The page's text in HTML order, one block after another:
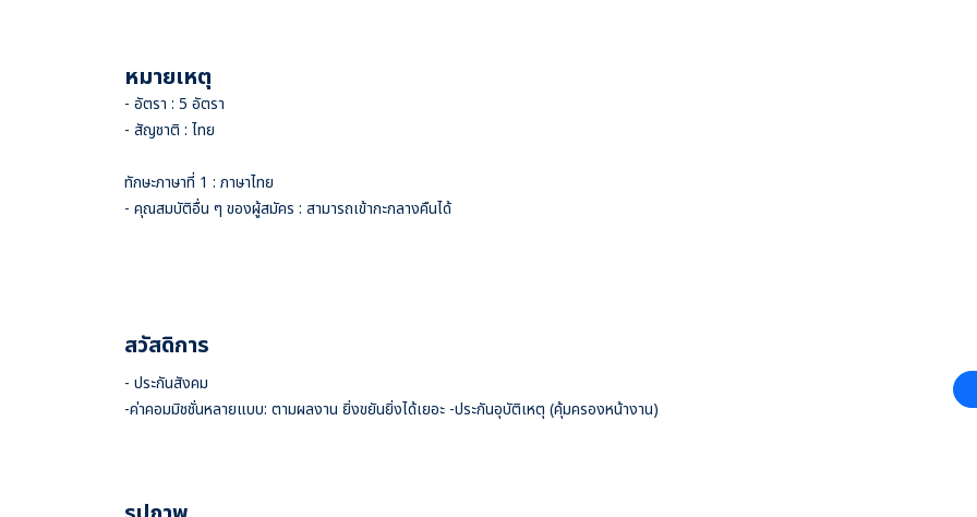
หมายเหตุ
- อัตรา : 5 อัตรา
- สัญชาติ : ไทย
ทักษะภาษาที่ 1 : ภาษาไทย
- คุณสมบัติอื่น ๆ ของผู้สมัคร : สามารถเข้ากะกลางคืนได้
สวัสดิการ
- ประกันสังคม
-ค่าคอมมิชชั่นหลายแบบ: ตามผลงาน ยิ่งขยันยิ่งได้เยอะ -ประกันอุบัติเหตุ (คุ้มครองหน้างาน)